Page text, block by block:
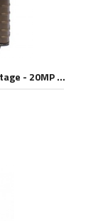
Viltkamera - Browning Spec Ops Advantage - 20MP og NoGlow